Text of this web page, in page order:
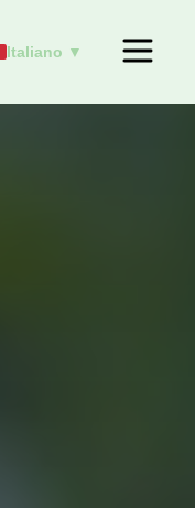
Italiano ▼